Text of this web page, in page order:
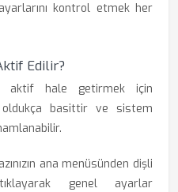
kontrol etmek her
Edilir?
aktif hale getirmek için
oldukça basittir ve sistem
ana menüsünden dişli
genel ayarlar